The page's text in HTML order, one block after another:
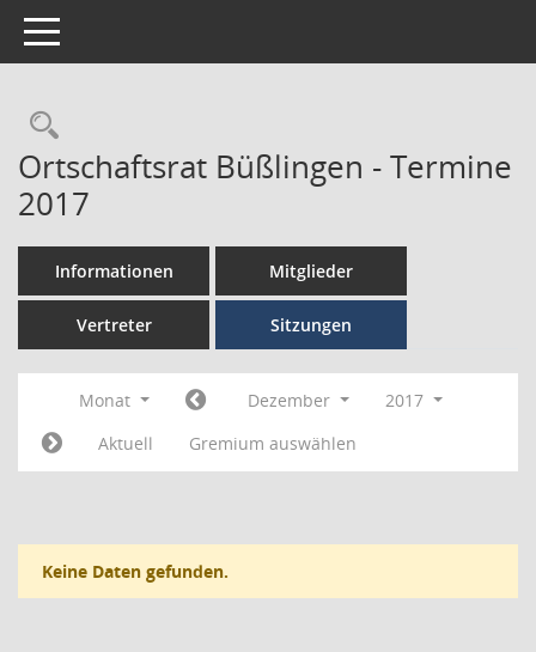
Toggle navigation
Ortschaftsrat Büßlingen - Termine
2017
Informationen Mitglieder
Vertreter Sitzungen
Monat Dezember
2017
Aktuell
Gremium auswählen
Keine Daten gefunden.